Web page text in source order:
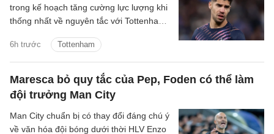
6h trước Tottenham
trong kế hoạch tăng cường lực lượng khi
thống nhất về nguyên tắc với Tottenham
Maresca bỏ quy tắc của Pep, Foden có thể làm
đội trưởng Man City
Man City chuẩn bị có thay đổi đáng chú ý
về văn hóa đội bóng dưới thời HLV Enzo